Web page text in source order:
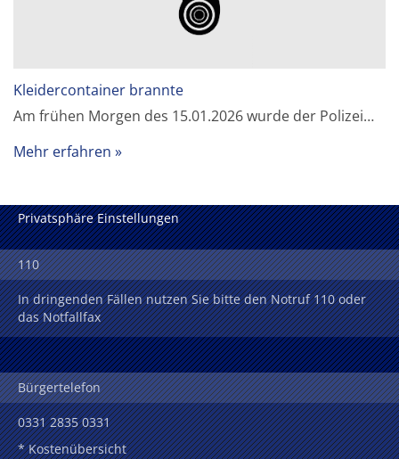
Kleidercontainer brannte
Am frühen Morgen des 15.01.2026 wurde der Polizei…
Mehr erfahren
Privatsphäre Einstellungen
110
In dringenden Fällen nutzen Sie bitte den Notruf 110 oder
das Notfallfax
Bürgertelefon
0331 2835 0331
* Kostenübersicht